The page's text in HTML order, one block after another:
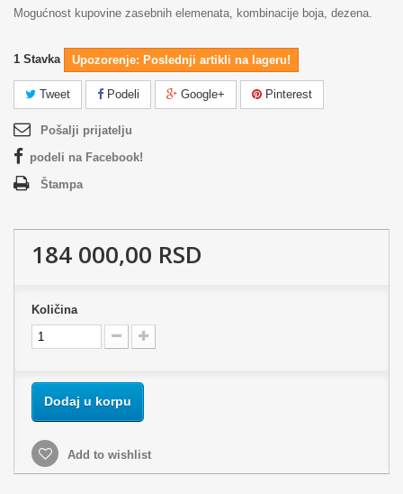
Mogućnost kupovine zasebnih elemenata, kombinacije boja, dezena.
1 Stavka Upozorenje: Poslednji artikli na lageru!
Tweet Podeli Google+ Pinterest
Pošalji prijatelju
podeli na Facebook!
Štampa
184 000,00 RSD
Količina
Dodaj u korpu
Add to wishlist